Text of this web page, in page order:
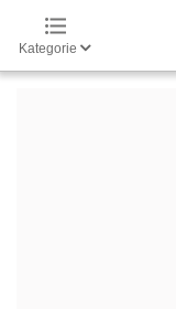
Kategorie